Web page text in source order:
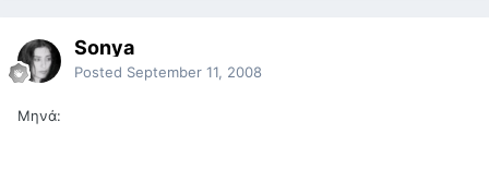
Sonya
Posted September 11, 2008
Μηνά: